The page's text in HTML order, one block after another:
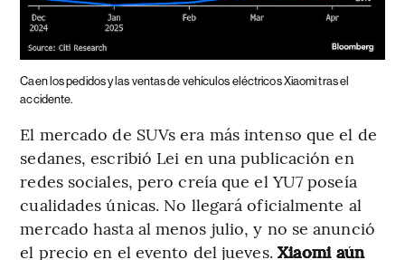
Caen los pedidos y las ventas de vehículos eléctricos Xiaomi tras el
accidente.
El mercado de SUVs era más intenso que el de
sedanes, escribió Lei en una publicación en
redes sociales, pero creía que el YU7 poseía
cualidades únicas. No llegará oficialmente al
mercado hasta al menos julio, y no se anunció
el precio en el evento del jueves. Xiaomi aún